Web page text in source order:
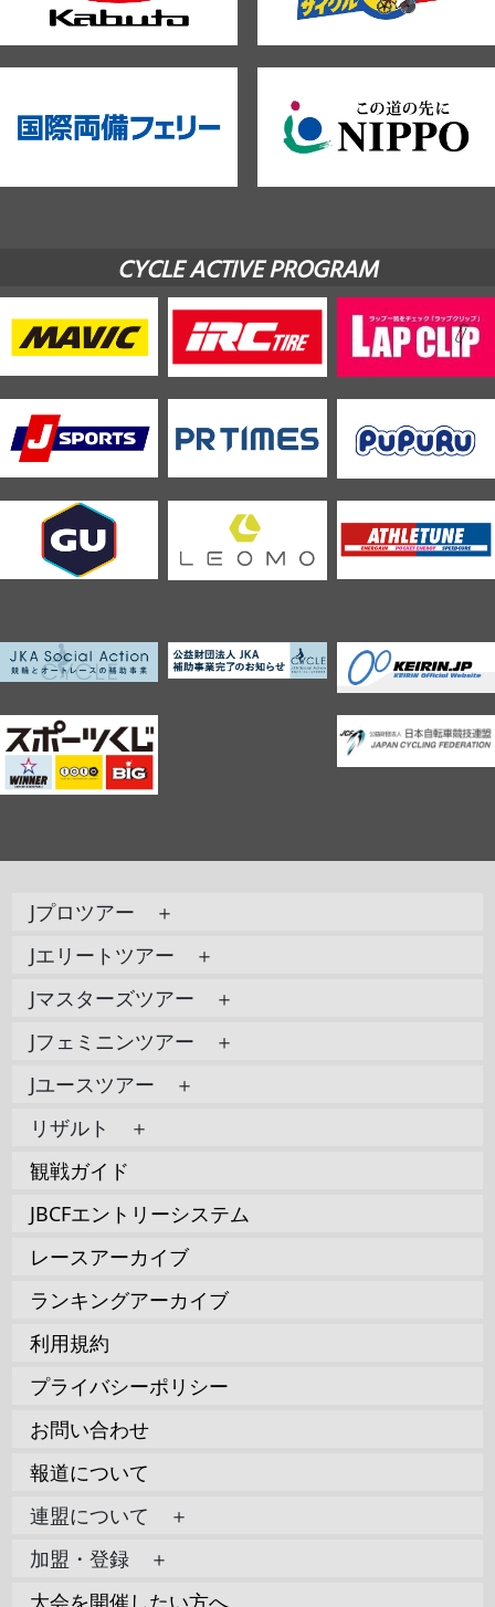
CYCLE ACTIVE PROGRAM
Jプロツアー ＋
Jエリートツアー ＋
Jマスターズツアー ＋
Jフェミニンツアー ＋
Jユースツアー ＋
リザルト ＋
観戦ガイド
JBCFエントリーシステム
レースアーカイブ
ランキングアーカイブ
利用規約
プライバシーポリシー
お問い合わせ
報道について
連盟について ＋
加盟・登録 ＋
大会を開催したい方へ